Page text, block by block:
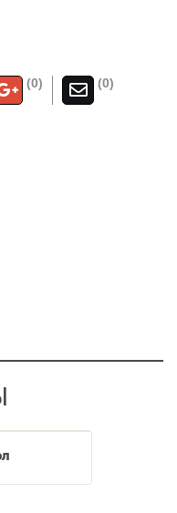
(0) (0)